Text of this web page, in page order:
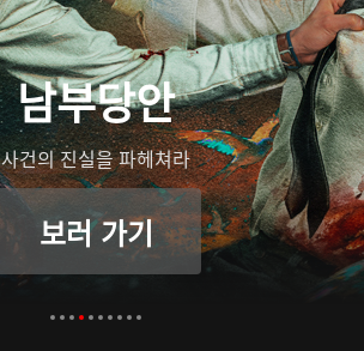
남부당안
사건의 진실을 파헤쳐라
보러 가기